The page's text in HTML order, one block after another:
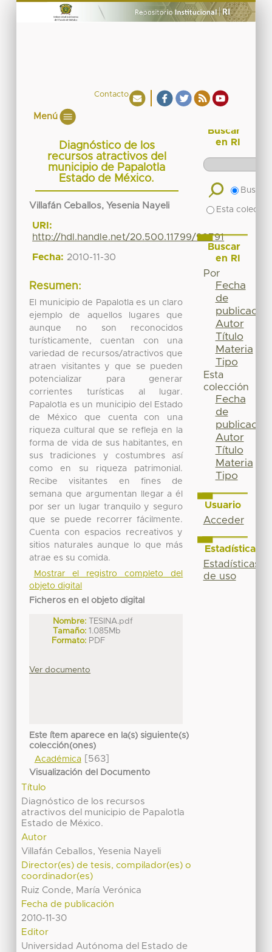
Contacto
Menú
Diagnóstico de los
recursos atractivos del
municipio de Papalotla
Estado de México.
Villafán Ceballos, Yesenia Nayeli
URI:
http://hdl.handle.net/20.500.11799/99791
Fecha: 2010-11-30
Resumen:
El municipio de Papalotla es un claro
ejemplo de aquellos lugares que
aunque no son reconocidos
turísticamente, cuentan con una
variedad de recursos/atractivos que
atraen visitantes y que se pueden
potencializar para generar
corrientes turísticas al lugar.
Papalotla es un municipio del Estado
de México que cuenta con una
riqueza cultural que se refleja en la
forma de vida de sus habitantes, en
sus tradiciones y costumbres así
como en su riqueza patrimonial.
Recibe visitantes en fines de
semana que argumentan llegar a él
por ser un lugar tranquilo y seguro
que se puede recorrer fácilmente.
Cuenta con espacios recreativos y
sitios naturales aunque lo que más
atrae es su comida.
Mostrar el registro completo del
objeto digital
Ficheros en el objeto digital
Nombre: TESINA.pdf
Tamaño: 1.085Mb
Formato: PDF
Ver documento
Este ítem aparece en la(s) siguiente(s)
colección(ones)
Académica[563]
Visualización del Documento
Título
Diagnóstico de los recursos
atractivos del municipio de Papalotla
Estado de México.
Autor
Villafán Ceballos, Yesenia Nayeli
Director(es) de tesis, compilador(es) o
coordinador(es)
Ruiz Conde, María Verónica
Fecha de publicación
2010-11-30
Editor
Universidad Autónoma del Estado de
Buscar
en RI
Buscar
Esta
Buscar
en RI
Por
Fecha
de
publicación
Autor
Título
Materia
Tipo
Esta
colección
Fecha
de
publicación
Autor
Título
Materia
Tipo
Usuario
Acceder
Estadísticas
Estadísticas
de uso